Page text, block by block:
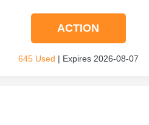
ACTION
645 Used | Expires 2026-08-07